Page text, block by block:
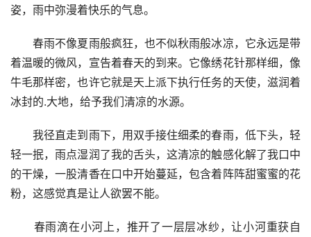
姿，雨中弥漫着快乐的气息。
春雨不像夏雨般疯狂，也不似秋雨般冰凉，它永远是带
着温暖的微风，宣告着春天的到来。它像绣花针那样细，像
牛毛那样密，也许它就是天上派下执行任务的天使，滋润着
冰封的.大地，给予我们清凉的水源。
我径直走到雨下，用双手接住细柔的春雨，低下头，轻
轻一抿，雨点湿润了我的舌头，这清凉的触感化解了我口中
的干燥，一股清香在口中开始蔓延，包含着阵阵甜蜜蜜的花
粉，这感觉真是让人欲罢不能。
春雨滴在小河上，推开了一层层冰纱，让小河重获自